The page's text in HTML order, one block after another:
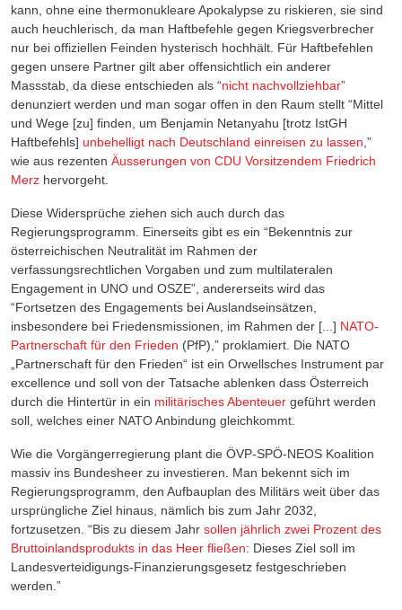
kann, ohne eine thermonukleare Apokalypse zu riskieren, sie sind
auch heuchlerisch, da man Haftbefehle gegen Kriegsverbrecher
nur bei offiziellen Feinden hysterisch hochhält. Für Haftbefehlen
gegen unsere Partner gilt aber offensichtlich ein anderer
Massstab, da diese entschieden als “nicht nachvollziehbar”
denunziert werden und man sogar offen in den Raum stellt “Mittel
und Wege [zu] finden, um Benjamin Netanyahu [trotz IstGH
Haftbefehls] unbehelligt nach Deutschland einreisen zu lassen ,”
wie aus rezenten Äusserungen von CDU Vorsitzendem Friedrich
Merz hervorgeht.
Diese Widersprüche ziehen sich auch durch das
Regierungsprogramm. Einerseits gibt es ein “Bekenntnis zur
österreichischen Neutralität im Rahmen der
verfassungsrechtlichen Vorgaben und zum multilateralen
Engagement in UNO und OSZE”, andererseits wird das
“Fortsetzen des Engagements bei Auslandseinsätzen,
insbesondere bei Friedensmissionen, im Rahmen der [...] NATO-
Partnerschaft für den Frieden (PfP),” proklamiert. Die NATO
„Partnerschaft für den Frieden“ ist ein Orwellsches Instrument par
excellence und soll von der Tatsache ablenken dass Österreich
durch die Hintertür in ein militärisches Abenteuer geführt werden
soll, welches einer NATO Anbindung gleichkommt.
Wie die Vorgängerregierung plant die ÖVP-SPÖ-NEOS Koalition
massiv ins Bundesheer zu investieren. Man bekennt sich im
Regierungsprogramm, den Aufbauplan des Militärs weit über das
ursprüngliche Ziel hinaus, nämlich bis zum Jahr 2032,
fortzusetzen. “Bis zu diesem Jahr sollen jährlich zwei Prozent des
Bruttoinlandsprodukts in das Heer fließen: Dieses Ziel soll im
Landesverteidigungs-Finanzierungsgesetz festgeschrieben
werden.”